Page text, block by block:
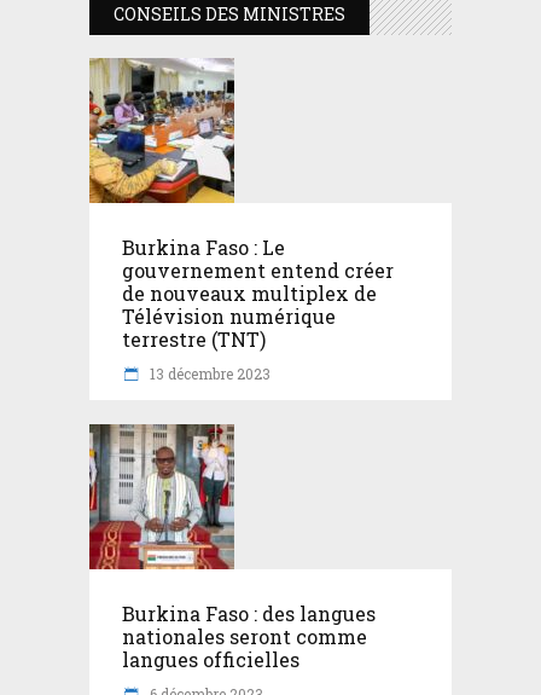
CONSEILS DES MINISTRES
Burkina Faso : Le
gouvernement entend créer
de nouveaux multiplex de
Télévision numérique
terrestre (TNT)
13 décembre 2023
Burkina Faso : des langues
nationales seront comme
langues officielles